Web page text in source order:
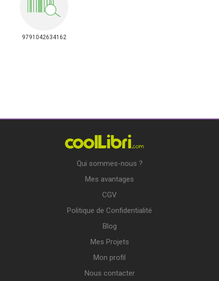
9791042634162
Qui sommes-nous ?
Mes avantages
CGV
Politique de Confidentialité
Blog
Mes Projets
Mon profil
Nous contacter